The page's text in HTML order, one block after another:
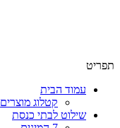
תפריט
עמוד הבית
קטלוג מוצרים
שילוט לבתי כנסת